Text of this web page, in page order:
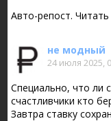
Авто-репост. Читать
не модный
24 июля 2025,
Специально, что ли
счастливчики кто
Завтра ставку